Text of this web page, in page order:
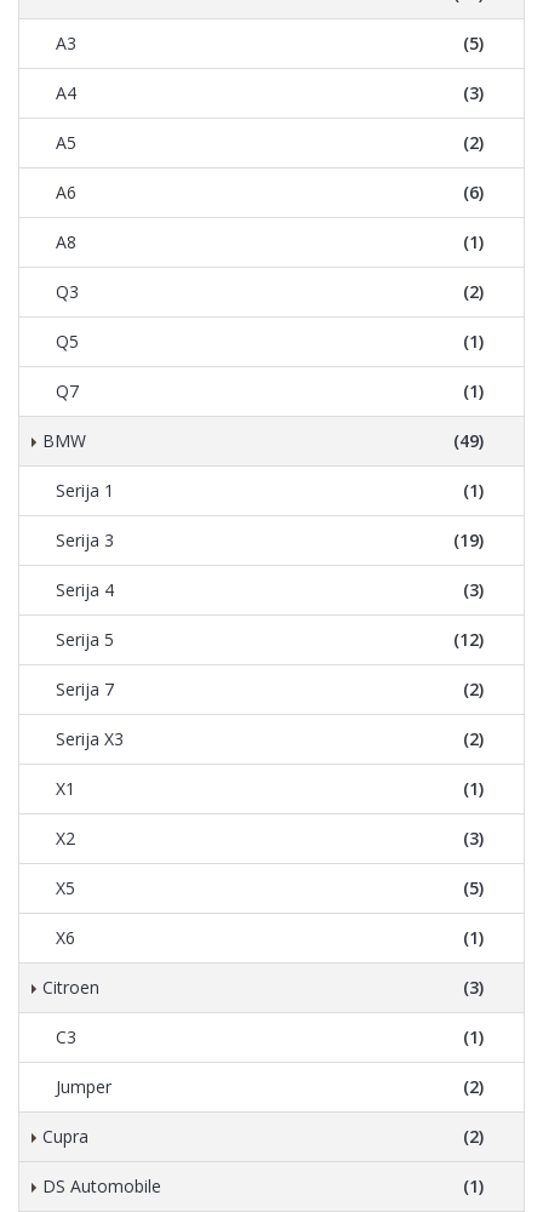
A3 (5)
A4 (3)
A5 (2)
A6 (6)
A8 (1)
Q3 (2)
Q5 (1)
Q7 (1)
BMW (49)
Serija 1 (1)
Serija 3 (19)
Serija 4 (3)
Serija 5 (12)
Serija 7 (2)
Serija X3 (2)
X1 (1)
X2 (3)
X5 (5)
X6 (1)
Citroen (3)
C3 (1)
Jumper (2)
Cupra (2)
DS Automobile (1)